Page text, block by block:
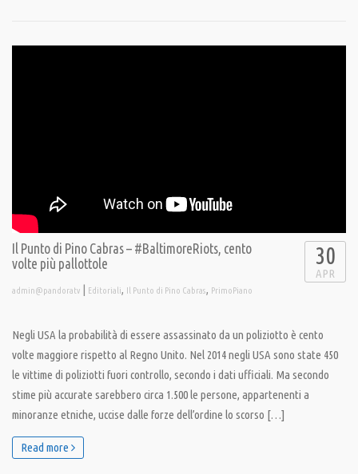
Il Punto di Pino Cabras – #BaltimoreRiots, cento
volte più pallottole
admin@pandoratv | Editoriali, Il Punto di Pino Cabras, PrimoPiano
30
APR
Negli USA la probabilità di essere assassinato da un poliziotto è cento
volte maggiore rispetto al Regno Unito. Nel 2014 negli USA sono state 450
le vittime di poliziotti fuori controllo, secondo i dati ufficiali. Ma secondo
stime più accurate sarebbero circa 1.500 le persone, appartenenti a
minoranze etniche, uccise dalle forze dell’ordine lo scorso […]
Read more